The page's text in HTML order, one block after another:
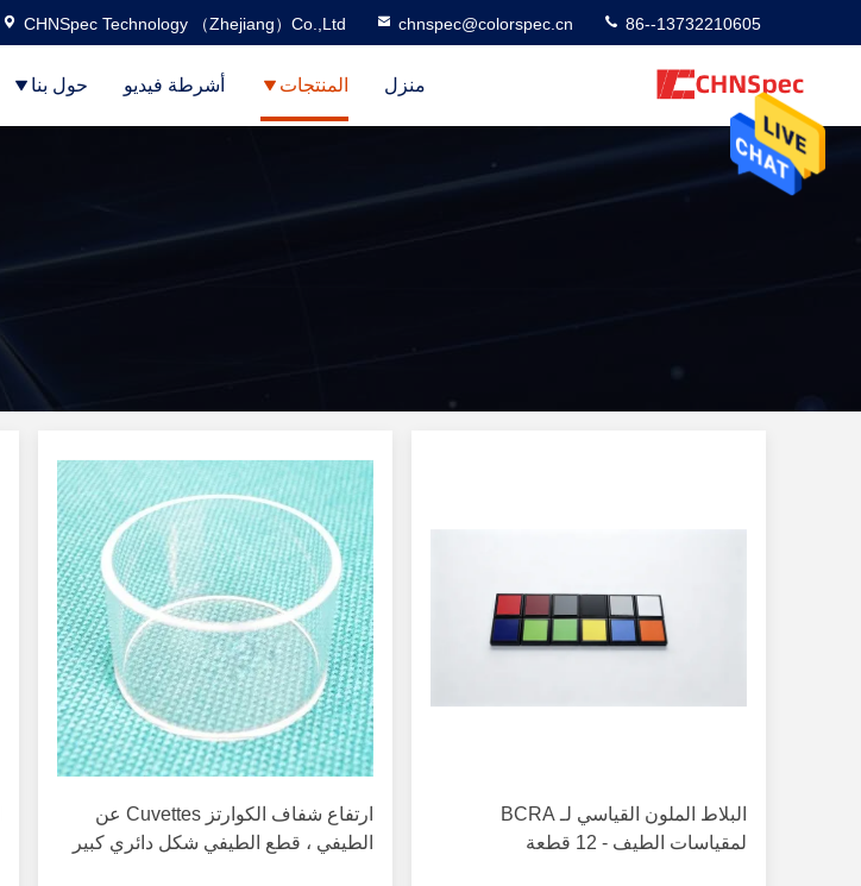
CHNSpec Technology （Zhejiang）Co.,Ltd chnspec@colorspec.cn 86--13732210605
منزل المنتجات أشرطة فيديو حول بنا
البلاط الملون القياسي لـ BCRA
لمقياسات الطيف - 12 قطعة
ارتفاع شفاف الكوارتز Cuvettes عن
الطيفي ، قطع الطيفي شكل دائري كبير